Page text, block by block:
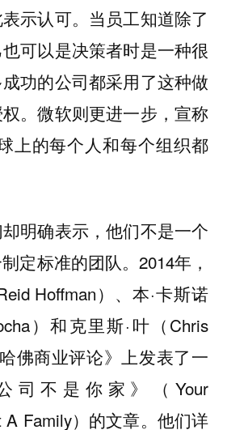
示认可。当员工知道除了
可以是决策者时是一种很
功的公司都采用了这种做
。微软则更进一步，宣称
上的每个人和每个组织都
明确表示，他们不是一个
定标准的团队。2014年，
Hoffman）、本·卡斯诺
）和克里斯·叶（Chris
佛商业评论》上发表了一
司不是你家》（Your
A Family）的文章。他们详